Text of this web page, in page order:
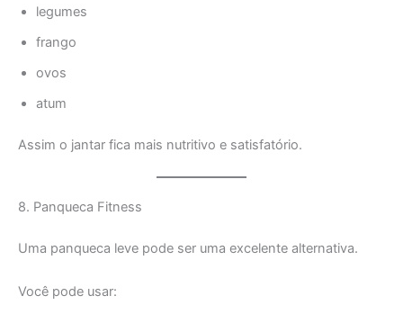
legumes
frango
ovos
atum
Assim o jantar fica mais nutritivo e satisfatório.
8. Panqueca Fitness
Uma panqueca leve pode ser uma excelente alternativa.
Você pode usar: